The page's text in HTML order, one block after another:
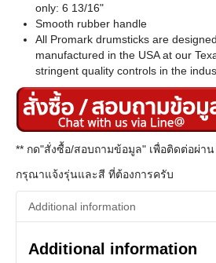
only: 6 13/16"
Smooth rubber handle
All Promark drumsticks are
manufactured in the USA at our
stringent quality controls in the
** กด"สั่งซื้อ/สอบถามข้อมูล" เพื่อติดต่อผ่าน
กรุณาแจ้งรุ่นและสี ที่ต้องการครับ
Additional information
Additional information